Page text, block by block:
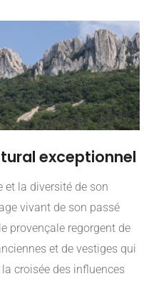
exceptionnel
et la diversité de son
vivant de son passé
provençale regorgent de
et de vestiges qui
croisée des influences